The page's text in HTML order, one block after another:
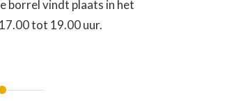
borrel vindt plaats in het
tot 19.00 uur.